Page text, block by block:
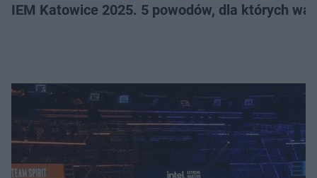
IEM Katowice 2025. 5 powodów, dla których